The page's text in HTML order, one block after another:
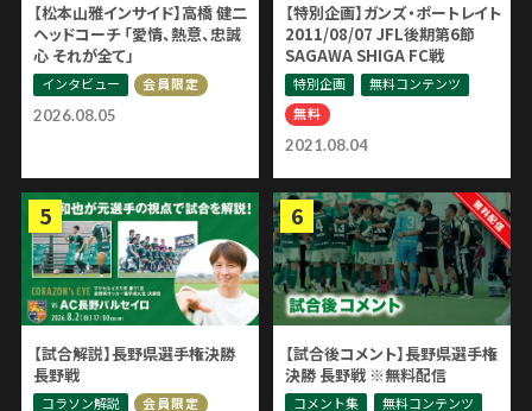
2026.08.05
【松本山雅インサイド】高橋 健二
ヘッドコーチ 「愛情、熱意、忠誠
心 それが全て」
インタビュー 会員限定
2021.08.04
【特別企画】ガンズ・ポートレイト
2011/08/07 JFL後期第6節
SAGAWA SHIGA FC戦
特別企画
無料コンテンツ
無料
【試合解説】長野県選手権決勝
長野戦
コラソン解説 会員限定
【試合後コメント】長野県選手権
決勝 長野戦 ※無料配信
コメント集
無料コンテンツ